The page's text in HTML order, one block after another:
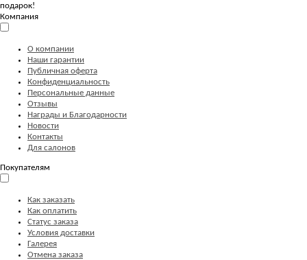
подарок!
Компания
О компании
Наши гарантии
Публичная оферта
Конфиденциальность
Персональные данные
Отзывы
Награды и Благодарности
Новости
Контакты
Для салонов
Покупателям
Как заказать
Как оплатить
Статус заказа
Условия доставки
Галерея
Отмена заказа